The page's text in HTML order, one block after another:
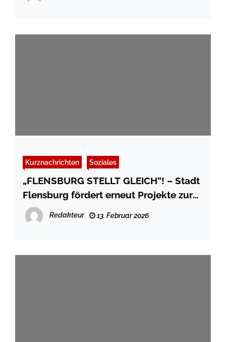
Kurznachrichten Soziales
„FLENSBURG STELLT GLEICH“! – Stadt
Flensburg fördert erneut Projekte zur
Gleichstellung
Redakteur 13. Februar 2026